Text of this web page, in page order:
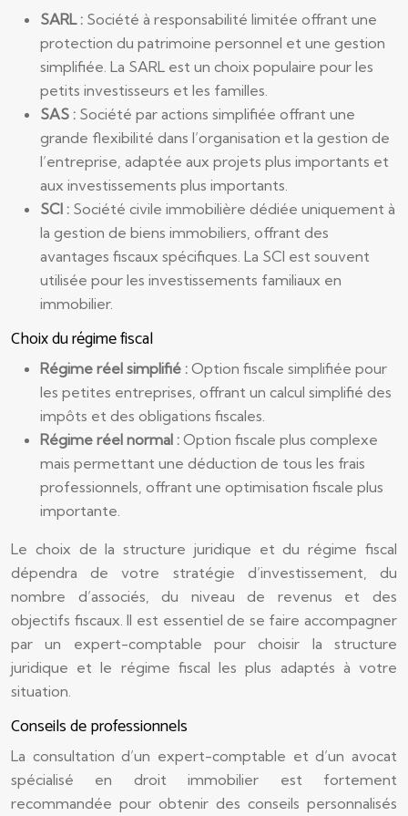
SARL : Société à responsabilité limitée offrant une
protection du patrimoine personnel et une gestion
simplifiée. La SARL est un choix populaire pour les
petits investisseurs et les familles.
SAS : Société par actions simplifiée offrant une
grande flexibilité dans l’organisation et la gestion de
l’entreprise, adaptée aux projets plus importants et
aux investissements plus importants.
SCI : Société civile immobilière dédiée uniquement à
la gestion de biens immobiliers, offrant des
avantages fiscaux spécifiques. La SCI est souvent
utilisée pour les investissements familiaux en
immobilier.
Choix du régime fiscal
Régime réel simplifié : Option fiscale simplifiée pour
les petites entreprises, offrant un calcul simplifié des
impôts et des obligations fiscales.
Régime réel normal : Option fiscale plus complexe
mais permettant une déduction de tous les frais
professionnels, offrant une optimisation fiscale plus
importante.
Le choix de la structure juridique et du régime fiscal
dépendra de votre stratégie d’investissement, du
nombre d’associés, du niveau de revenus et des
objectifs fiscaux. Il est essentiel de se faire accompagner
par un expert-comptable pour choisir la structure
juridique et le régime fiscal les plus adaptés à votre
situation.
Conseils de professionnels
La consultation d’un expert-comptable et d’un avocat
spécialisé en droit immobilier est fortement
recommandée pour obtenir des conseils personnalisés